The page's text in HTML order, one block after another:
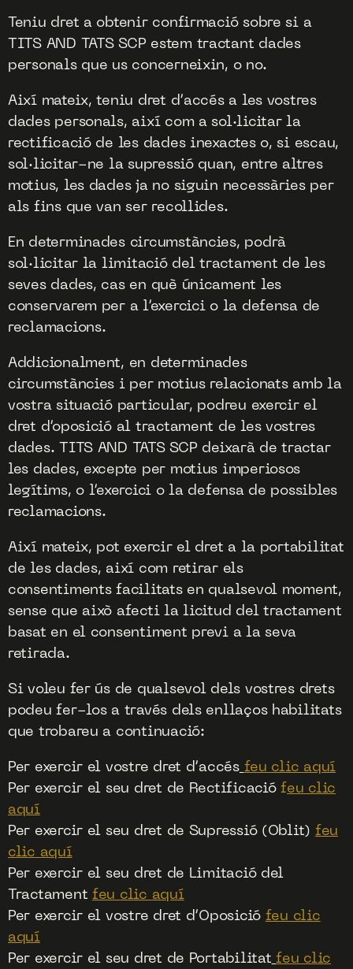
Teniu dret a obtenir confirmació sobre si a
TITS AND TATS SCP estem tractant dades
personals que us concerneixin, o no.
Així mateix, teniu dret d’accés a les vostres
dades personals, així com a sol·licitar la
rectificació de les dades inexactes o, si escau,
sol·licitar-ne la supressió quan, entre altres
motius, les dades ja no siguin necessàries per
als fins que van ser recollides.
En determinades circumstàncies, podrà
sol·licitar la limitació del tractament de les
seves dades, cas en què únicament les
conservarem per a l’exercici o la defensa de
reclamacions.
Addicionalment, en determinades
circumstàncies i per motius relacionats amb la
vostra situació particular, podreu exercir el
dret d’oposició al tractament de les vostres
dades. TITS AND TATS SCP deixarà de tractar
les dades, excepte per motius imperiosos
legítims, o l’exercici o la defensa de possibles
reclamacions.
Així mateix, pot exercir el dret a la portabilitat
de les dades, així com retirar els
consentiments facilitats en qualsevol moment,
sense que això afecti la licitud del tractament
basat en el consentiment previ a la seva
retirada.
Si voleu fer ús de qualsevol dels vostres drets
podeu fer-los a través dels enllaços habilitats
que trobareu a continuació:
Per exercir el vostre dret d’accés feu clic aquí
Per exercir el seu dret de Rectificaciófeu clic
aquí
Per exercir el seu dret de Supressió (Oblit) feu
clic aquí
Per exercir el seu dret de Limitació del
Tractamentfeu clic aquí
Per exercir el vostre dret d’Oposició feu clic
aquí
Per exercir el seu dret de Portabilitat feu clic